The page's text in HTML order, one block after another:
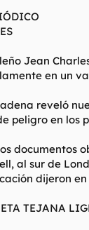
Jean
en un
reveló
peligro en los
documentos
al sur de
dijeron
TEJANA